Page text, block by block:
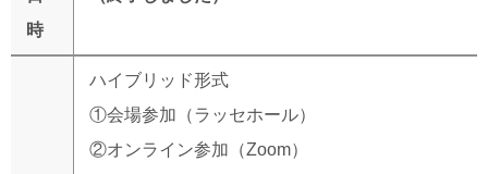
時
ハイブリッド形式
①会場参加（ラッセホール）
②オンライン参加（Zoom）